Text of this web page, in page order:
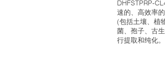
DHFSTPRP-
速的、高效率
(包括土壤、植
菌、孢子、古
行提取和纯化。